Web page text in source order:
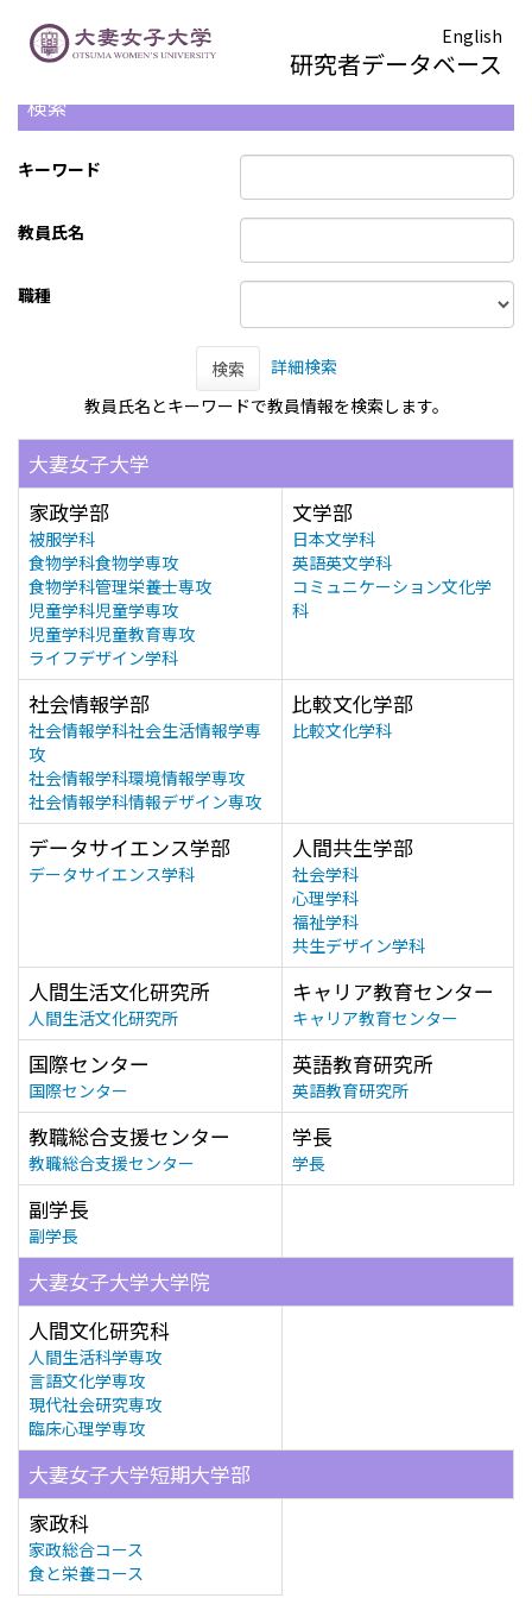
English
研究者データベース
検索
キーワード
教員氏名
職種
検索
詳細検索
教員氏名とキーワードで教員情報を検索します。
大妻女子大学
家政学部
被服学科
食物学科食物学専攻
食物学科管理栄養士専攻
児童学科児童学専攻
児童学科児童教育専攻
ライフデザイン学科
文学部
日本文学科
英語英文学科
コミュニケーション文化学
科
社会情報学部
社会情報学科社会生活情報学専
攻
社会情報学科環境情報学専攻
社会情報学科情報デザイン専攻
比較文化学部
比較文化学科
データサイエンス学部
データサイエンス学科
人間共生学部
社会学科
心理学科
福祉学科
共生デザイン学科
人間生活文化研究所
人間生活文化研究所
キャリア教育センター
キャリア教育センター
国際センター
国際センター
英語教育研究所
英語教育研究所
教職総合支援センター
教職総合支援センター
学長
学長
副学長
副学長
大妻女子大学大学院
人間文化研究科
人間生活科学専攻
言語文化学専攻
現代社会研究専攻
臨床心理学専攻
大妻女子大学短期大学部
家政科
家政総合コース
食と栄養コース